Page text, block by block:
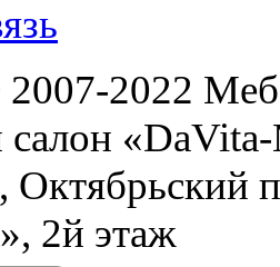
2022
Октябрьский
2й этаж